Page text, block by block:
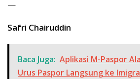
—
Safri Chairuddin
Baca Juga: Aplikasi M-Paspor
Urus Paspor Langsung ke